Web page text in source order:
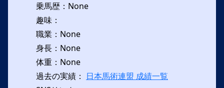
乗馬歴：None
趣味：
職業：None
身長：None
体重：None
過去の実績： 日本馬術連盟 成績一覧